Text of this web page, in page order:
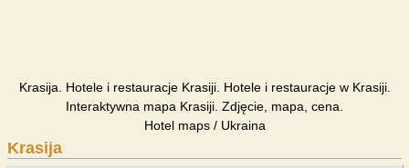
Krasija. Hotele i restauracje Krasiji. Hotele i restauracje w Krasiji.
Interaktywna mapa Krasiji. Zdjęcie, mapa, cena.
Hotel maps / Ukraina
Krasija